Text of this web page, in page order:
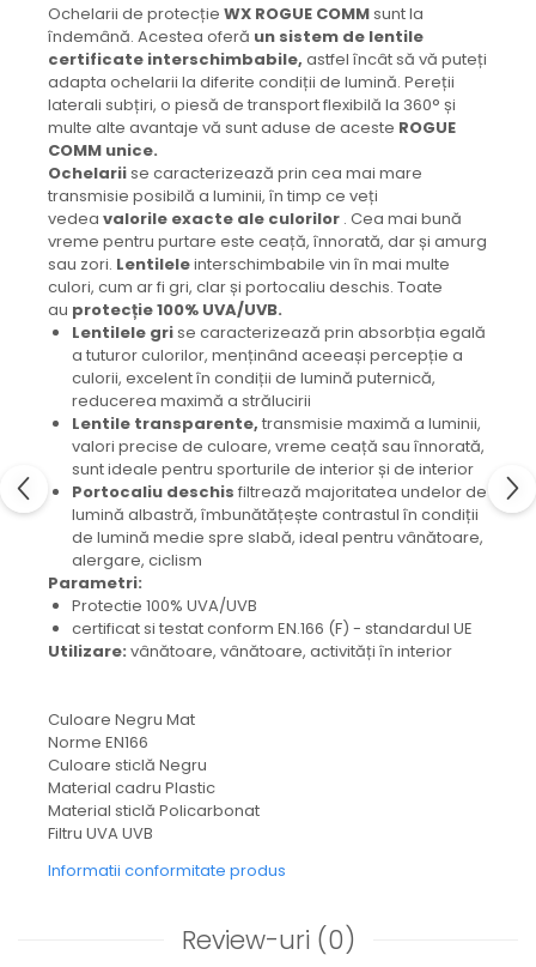
Ochelarii de protecție WX ROGUE COMMsunt la
îndemână. Acestea oferă un sistem de lentile
certificate interschimbabile, astfel încât să vă puteți
adapta ochelarii la diferite condiții de lumină. Pereții
laterali subțiri, o piesă de transport flexibilă la 360° și
multe alte avantaje vă sunt aduse de aceste ROGUE
COMM unice.
Ochelariise caracterizează prin cea mai mare
transmisie posibilă a luminii, în timp ce veți
vedea valorile exacte ale culorilor . Cea mai bună
vreme pentru purtare este ceață, înnorată, dar și amurg
sau zori. Lentileleinterschimbabile vin în mai multe
culori, cum ar fi gri, clar și portocaliu deschis. Toate
au protecție 100% UVA/UVB.
Lentilele grise caracterizează prin absorbția egală
a tuturor culorilor, menținând aceeași percepție a
culorii, excelent în condiții de lumină puternică,
reducerea maximă a strălucirii
Lentile transparente, transmisie maximă a luminii,
valori precise de culoare, vreme ceață sau înnorată,
sunt ideale pentru sporturile de interior și de interior
Portocaliu deschis filtrează majoritatea undelor de
lumină albastră, îmbunătățește contrastul în condiții
de lumină medie spre slabă, ideal pentru vânătoare,
alergare, ciclism
Parametri:
Protectie 100% UVA/UVB
certificat si testat conform EN.166 (F) - standardul UE
Utilizare: vânătoare, vânătoare, activități în interior
Culoare Negru Mat
Norme EN166
Culoare sticlă Negru
Material cadru Plastic
Material sticlă Policarbonat
Filtru UVA UVB
Informatii conformitate produs
Review-uri (0)